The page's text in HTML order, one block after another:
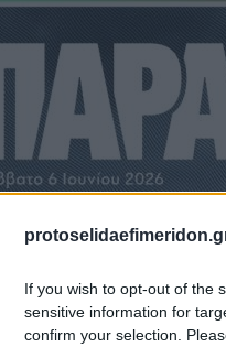
If you wish to opt-out of the
sensitive information for
confirm your selection.